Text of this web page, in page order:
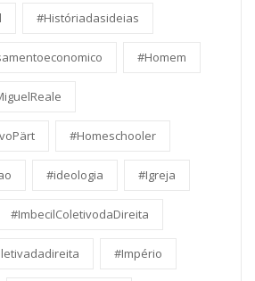
#Históriadasideias
#Homem
#Homeschooler
#ideologia #Igreja
#ImbecilColetivodaDireita
#Império